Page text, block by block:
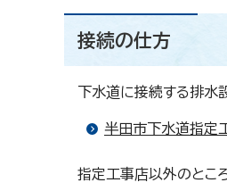
接続の仕方
下水道に接続する排水
半田市下水道指定
指定工事店以外のとこ